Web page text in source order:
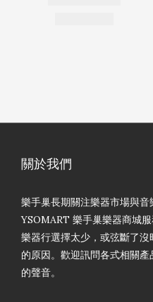
關於我們
樂手巢長期關注樂器市場與
YSOMART 樂手巢樂器商城
樂器行選擇太少，或弦斷了
的原因。歡迎訊問各式相關
的聲音。